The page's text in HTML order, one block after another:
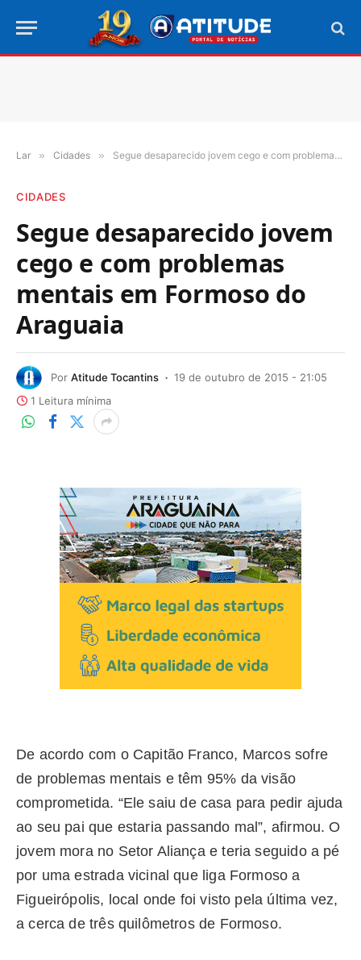
Lar » Cidades » Segue desaparecido jovem cego e com problemas mentais em Formoso do Araguaia
CIDADES
Segue desaparecido jovem
cego e com problemas
mentais em Formoso do
Araguaia
Por Atitude Tocantins
19 de outubro de 2015 - 21:05
1 Leitura mínima
De acordo com o Capitão Franco, Marcos sofre
de problemas mentais e têm 95% da visão
comprometida. “Ele saiu de casa para pedir ajuda
ao seu pai que estaria passando mal”, afirmou. O
jovem mora no Setor Aliança e teria seguido a pé
por uma estrada vicinal que liga Formoso a
Figueirópolis, local onde foi visto pela última vez,
a cerca de três quilômetros de Formoso.